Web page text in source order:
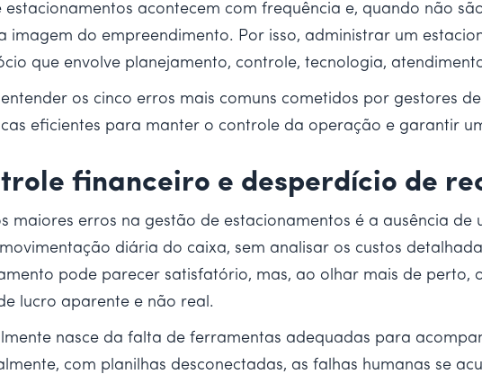
estacionamentos acontecem com frequência e, quando não
imagem do empreendimento. Por isso, administrar um
que envolve planejamento, controle, tecnologia,
os cinco erros mais comuns cometidos por gestores
eficientes para manter o controle da operação e garantir
financeiro e desperdício de
maiores erros na gestão de estacionamentos é a ausência
diária do caixa, sem analisar os custos
pode parecer satisfatório, mas, ao olhar mais de perto,
lucro aparente e não real.
nasce da falta de ferramentas adequadas para
com planilhas desconectadas, as falhas humanas se